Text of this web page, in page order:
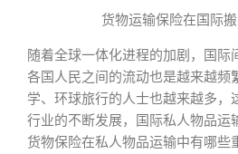
货物运输保险在国际
随着全球一体化进程的加剧，国际
各国人民之间的流动也是越来越频
学、环球旅行的人士也越来越多，
行业的不断发展，国际私人物品运
货物保险在私人物品运输中有哪些